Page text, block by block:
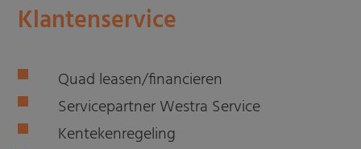
Klantenservice
Quad leasen/financieren
Servicepartner Westra Service
Kentekenregeling